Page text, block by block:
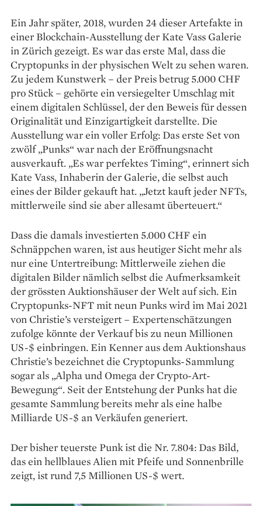
Ein Jahr später, 2018, wurden 24 dieser Artefakte in
einer Blockchain-Ausstellung der Kate Vass Galerie
in Zürich gezeigt. Es war das erste Mal, dass die
Cryptopunks in der physischen Welt zu sehen waren.
Zu jedem Kunstwerk – der Preis betrug 5.000 CHF
pro Stück – gehörte ein versiegelter Umschlag mit
einem digitalen Schlüssel, der den Beweis für dessen
Originalität und Einzigartigkeit darstellte. Die
Ausstellung war ein voller Erfolg: Das erste Set von
zwölf „Punks“ war nach der Eröffnungs­nacht
ausverkauft. „Es war perfektes Timing“, erinnert sich
Kate Vass, Inhaberin der Galerie, die selbst auch
eines der Bilder gekauft hat. „Jetzt kauft jeder NFTs,
mittlerweile sind sie aber allesamt überteuert.“
Dass die damals investierten 5.000 CHF ein
Schnäppchen waren, ist aus heutiger Sicht mehr als
nur eine Untertreibung: Mittlerweile ziehen die
digitalen Bilder nämlich selbst die Aufmerksamkeit
der grössten Auktionshäuser der Welt auf sich. Ein
Cryptopunks-NFT mit neun Punks wird im Mai 2021
von Christie’s versteigert – Expertenschätzungen
zufolge könnte der Verkauf bis zu neun Millionen
US-$ einbringen. Ein Kenner aus dem Auktionshaus
Christie’s bezeichnet die Cryptopunks-Sammlung
sogar als „Alpha und Omega der Crypto-Art-
Bewegung“. Seit der Entstehung der Punks hat die
gesamte Sammlung bereits mehr als eine halbe
Milliarde US-$ an Verkäufen generiert.
Der bisher teuerste Punk ist die Nr. 7.804: Das Bild,
das ein hellblaues Alien mit Pfeife und Sonnenbrille
zeigt, ist rund 7,5 Millionen US-$ wert.